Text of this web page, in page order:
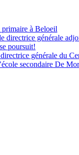
primaire à Beloeil
directrice générale
poursuit!
générale du
secondaire De